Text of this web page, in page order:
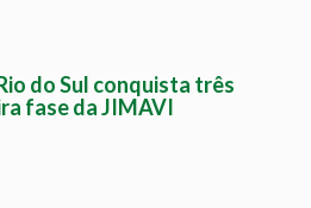
do Sul conquista três
fase da JIMAVI